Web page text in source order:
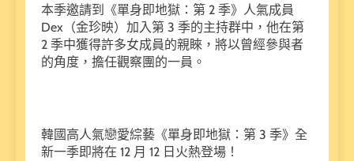
本季邀請到《單身即地獄：第 2 季》人氣成員
Dex（金珍映）加入第 3 季的主持群中，他在第
2 季中獲得許多女成員的親睞，將以曾經參與者
的角度，擔任觀察團的一員。
韓國高人氣戀愛綜藝《單身即地獄：第 3 季》全
新一季即將在 12 月 12 日火熱登場！